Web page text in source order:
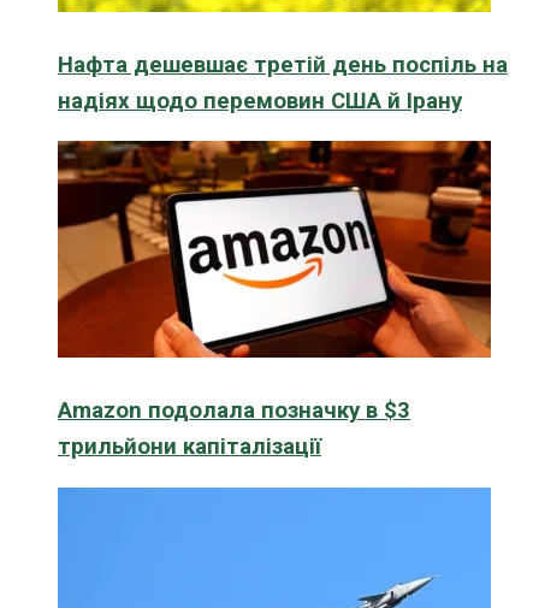
Нафта дешевшає третій день поспіль на
надіях щодо перемовин США й Ірану
Amazon подолала позначку в $3
трильйони капіталізації